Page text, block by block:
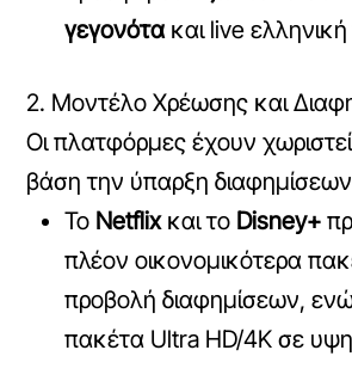
γεγονότακαι live
2. Μοντέλο Χρέωσης και
Οι πλατφόρμες έχουν
βάση την ύπαρξη
Το Netflixκαι το Disney+
πλέον οικονομικότερα
προβολή διαφημίσεων,
πακέτα Ultra HD/4K σε